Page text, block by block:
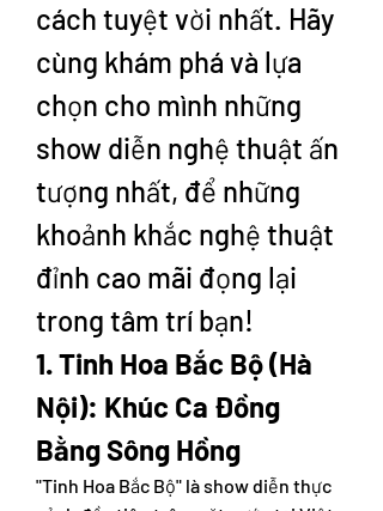
cách tuyệt vời nhất. Hãy
cùng khám phá và lựa
chọn cho mình những
show diễn nghệ thuật ấn
tượng nhất, để những
khoảnh khắc nghệ thuật
đỉnh cao mãi đọng lại
trong tâm trí bạn!
1. Tinh Hoa Bắc Bộ (Hà
Nội): Khúc Ca Đồng
Bằng Sông Hồng
"Tinh Hoa Bắc Bộ" là show diễn thực